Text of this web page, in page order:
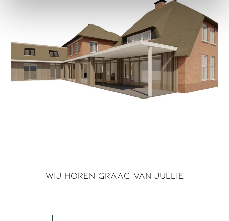
Wij horen graag van jullie